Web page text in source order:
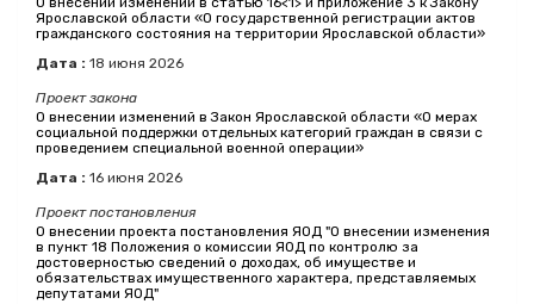
Ярославской области «О государственной регистрации актов
гражданского состояния на территории Ярославской области»
Дата : 18 июня 2026
Проект закона
О внесении изменений в Закон Ярославской области «О мерах
социальной поддержки отдельных категорий граждан в связи с
проведением специальной военной операции»
Дата : 16 июня 2026
Проект постановления
О внесении проекта постановления ЯОД "О внесении изменения
в пункт 18 Положения о комиссии ЯОД по контролю за
достоверностью сведений о доходах, об имуществе и
обязательствах имущественного характера, представляемых
депутатами ЯОД"